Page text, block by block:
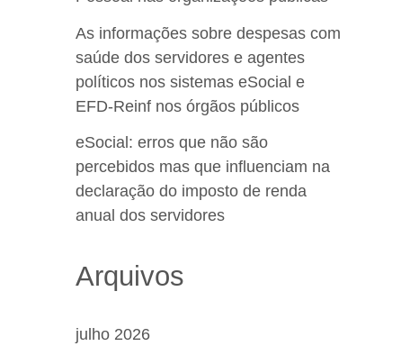
As informações sobre despesas com
saúde dos servidores e agentes
políticos nos sistemas eSocial e
EFD-Reinf nos órgãos públicos
eSocial: erros que não são
percebidos mas que influenciam na
declaração do imposto de renda
anual dos servidores
Arquivos
julho 2026